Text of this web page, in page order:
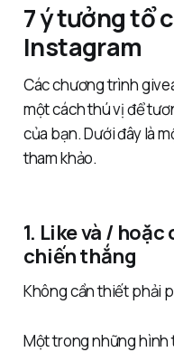
7 ý tưởng tổ
Instagram
Các chương trình
một cách thú vị để
của bạn. Dưới đây là
tham khảo.
1. Like và /
chiến thắng
Không cần thiết phải
Một trong những